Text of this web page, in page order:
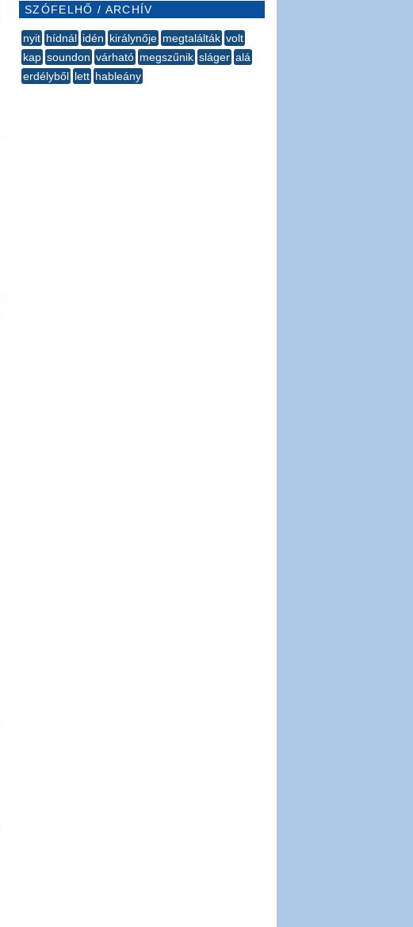
SZÓFELHŐ / ARCHÍV
nyit hídnál idén királynője megtalálták volt
kap soundon várható megszűnik sláger alá
erdélyből lett hableány